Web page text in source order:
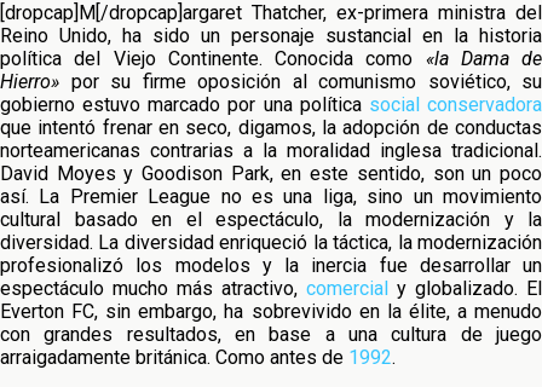
[dropcap]M[/dropcap]argaret Thatcher, ex-primera ministra del
Reino Unido, ha sido un personaje sustancial en la historia
política del Viejo Continente. Conocida como «la Dama de
Hierro» por su firme oposición al comunismo soviético, su
gobierno estuvo marcado por una política social conservadora
que intentó frenar en seco, digamos, la adopción de conductas
norteamericanas contrarias a la moralidad inglesa tradicional.
David Moyes y Goodison Park, en este sentido, son un poco
así. La Premier League no es una liga, sino un movimiento
cultural basado en el espectáculo, la modernización y la
diversidad. La diversidad enriqueció la táctica, la modernización
profesionalizó los modelos y la inercia fue desarrollar un
espectáculo mucho más atractivo, comercial y globalizado. El
Everton FC, sin embargo, ha sobrevivido en la élite, a menudo
con grandes resultados, en base a una cultura de juego
arraigadamente británica. Como antes de 1992.